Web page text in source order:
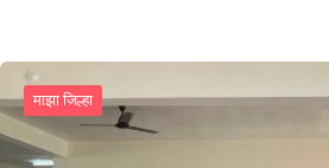
माझा जिल्हा